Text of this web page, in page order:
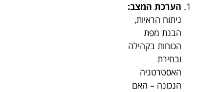
הערכת המצב:
ניתוח הראיות,
הבנת מפת
הכוחות בקהילה
ובחירת
האסטרטגיה
הנכונה – האם